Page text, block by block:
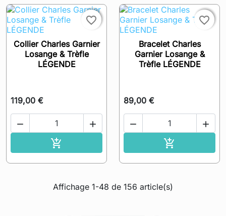

favorite_border
Collier Charles Garnier
Losange & Trèfle
LÉGENDE
119,00 €
 


favorite_border
Bracelet Charles
Garnier Losange &
Trèfle LÉGENDE
89,00 €
 

Affichage 1-48 de 156 article(s)